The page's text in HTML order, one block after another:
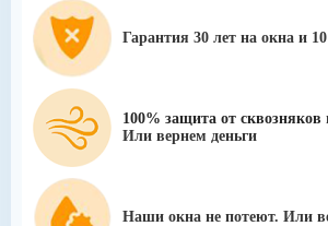
Гарантия 30 лет на окна и
100% защита от сквозняков
Или вернем деньги
Наши окна не потеют. Или